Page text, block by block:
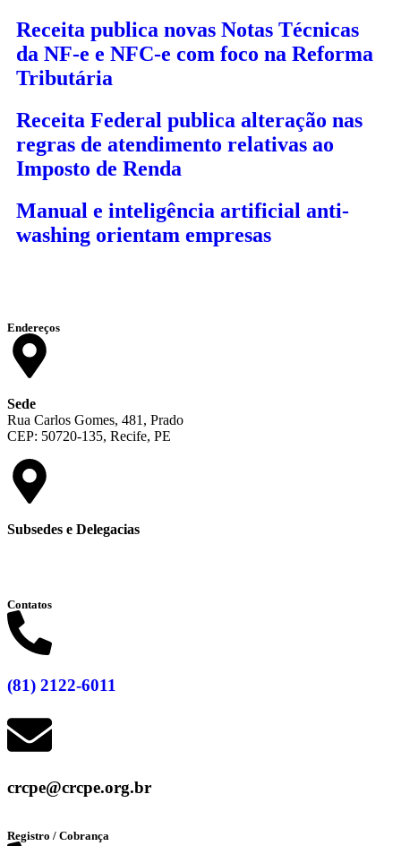
Receita publica novas Notas Técnicas
da NF-e e NFC-e com foco na Reforma
Tributária
Receita Federal publica alteração nas
regras de atendimento relativas ao
Imposto de Renda
Manual e inteligência artificial anti-
washing orientam empresas
Endereços
Sede
Rua Carlos Gomes, 481, Prado
CEP: 50720-135, Recife, PE
Subsedes e Delegacias
Contatos
(81) 2122-6011
crcpe@crcpe.org.br
Registro / Cobrança